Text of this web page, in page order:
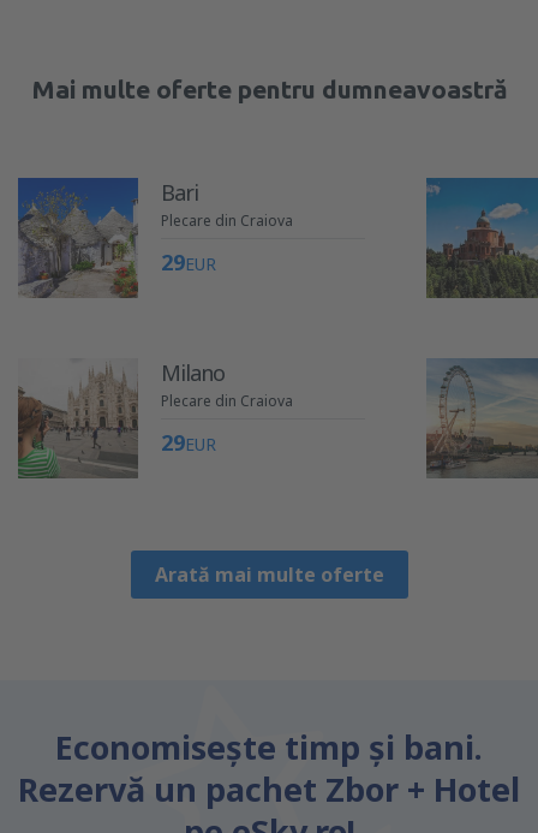
Mai multe oferte pentru dumneavoastră
Bari
Plecare din Craiova
29EUR
Milano
Plecare din Craiova
29EUR
Arată mai multe oferte
Economiseşte timp și bani.
Rezervă un pachet Zbor + Hotel